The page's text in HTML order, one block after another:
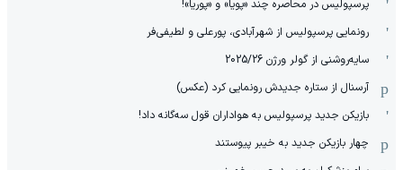
پرسپولیس در محاصره چند «پویا» و «پوریا»!
رونمایی پرسپولیس از شهرآبادی، پورعلی و لطیفی‌فر
سایه‌روشنی از گولر ورژن 2025/26
آرسنال از ستاره جدیدش رونمایی کرد (عکس)
بازیکن جدید پرسپولیس به هواداران قول سه‌گانه داد!
چهار بازیکن جدید به خیبر پیوستند